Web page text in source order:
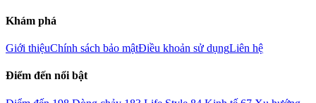
Khám phá
Giới thiệuChính sách bảo mậtĐiều khoản sử dụngLiên hệ
Điểm đến nổi bật